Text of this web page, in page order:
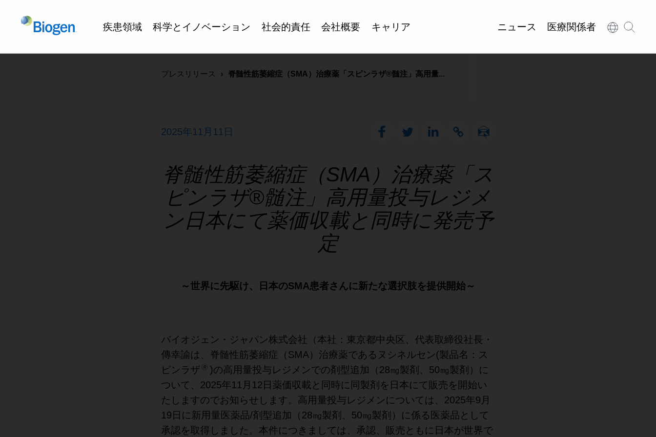
疾患領域 科学とイノベーション 社会的責任 会社概要 キャリア ニュース 医療関係者
プレスリリース 脊髄性筋萎縮症（SMA）治療薬「スピンラザ®髄注」高用量...
2025年11月11日
脊髄性筋萎縮症（SMA）治療薬「ス
ピンラザ®髄注」高用量投与レジメ
ン日本にて薬価収載と同時に発売予
定
～世界に先駆け、日本のSMA患者さんに新たな選択肢を提供開始～
バイオジェン・ジャパン株式会社（本社：東京都中央区、代表取締役社長・
傳幸諭は、脊髄性筋萎縮症（SMA）治療薬であるヌシネルセン(製品名：ス
ピンラザ 🄬 )の高用量投与レジメンでの剤型追加（28㎎製剤、50㎎製剤）に
ついて、2025年11月12日薬価収載と同時に同製剤を日本にて販売を開始い
たしますのでお知らせします。高用量投与レジメンについては、2025年9月
19日に新用量医薬品/剤型追加（28㎎製剤、50㎎製剤）に係る医薬品として
承認を取得しました。本件につきましては、承認、販売ともに日本が世界で